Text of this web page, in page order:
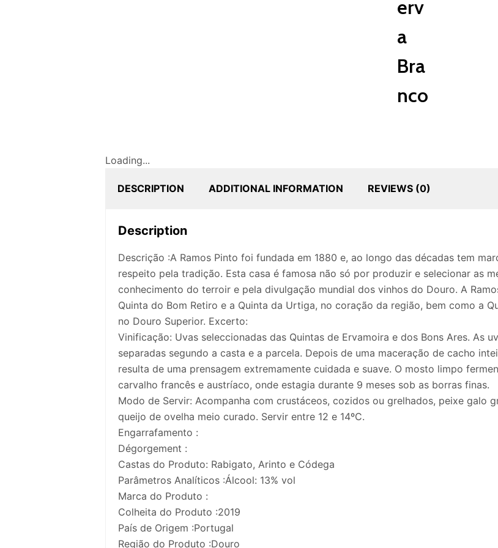
erv
a
Bra
nco
Loading...
DESCRIPTION ADDITIONAL INFORMATION REVIEWS (0)
Description
Descrição :A Ramos Pinto foi fundada em 1880 e, ao longo das décadas tem
respeito pela tradição. Esta casa é famosa não só por produzir e selecionar as
conhecimento do terroir e pela divulgação mundial dos vinhos do Douro. A
Quinta do Bom Retiro e a Quinta da Urtiga, no coração da região, bem como a
no Douro Superior. Excerto:
Vinificação: Uvas seleccionadas das Quintas de Ervamoira e dos Bons Ares. As
separadas segundo a casta e a parcela. Depois de uma maceração de cacho
resulta de uma prensagem extremamente cuidada e suave. O mosto limpo
carvalho francês e austríaco, onde estagia durante 9 meses sob as borras finas.
Modo de Servir: Acompanha com crustáceos, cozidos ou grelhados, peixe galo
queijo de ovelha meio curado. Servir entre 12 e 14ºC.
Engarrafamento :
Dégorgement :
Castas do Produto: Rabigato, Arinto e Códega
Parâmetros Analíticos :Álcool: 13% vol
Marca do Produto :
Colheita do Produto :2019
País de Origem :Portugal
Região do Produto :Douro